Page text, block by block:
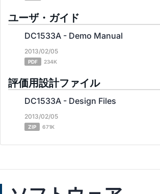
ユーザ・ガイド
DC1533A - Demo Manual
2013/02/05
PDF 234K
評価用設計ファイル
DC1533A - Design Files
2013/02/05
ZIP 671K